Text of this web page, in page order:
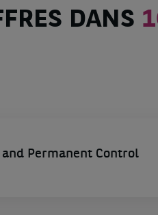
DANS
Permanent Control